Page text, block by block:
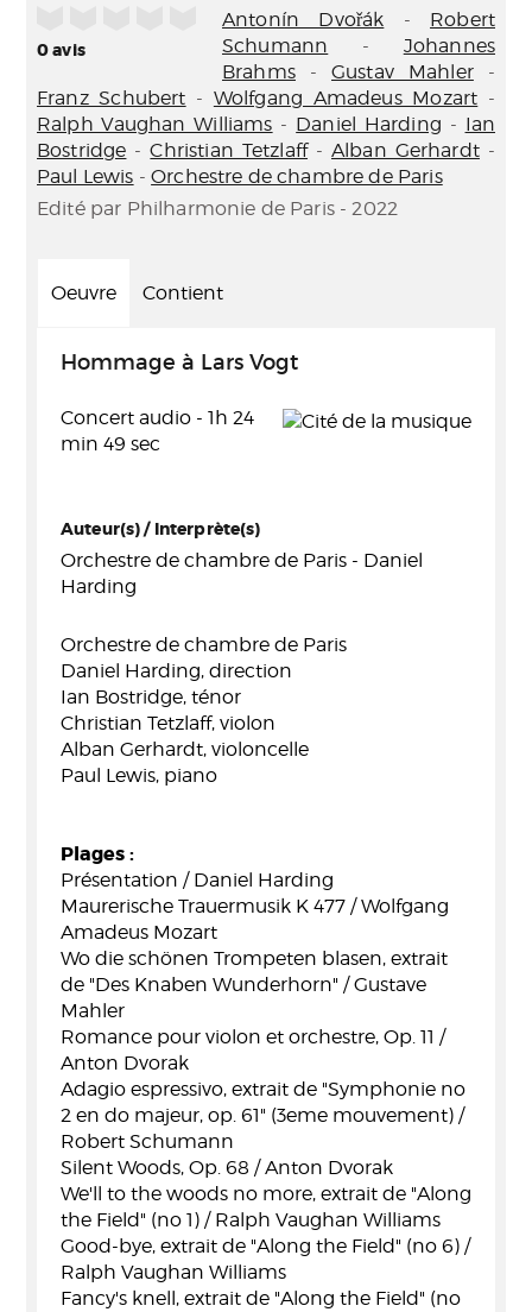
0avis
Antonín Dvořák - Robert
Schumann - Johannes
Brahms-Gustav Mahler-
Franz Schubert - Wolfgang Amadeus Mozart -
Ralph Vaughan Williams - Daniel Harding - Ian
Bostridge -Christian Tetzlaff- Alban Gerhardt-
Paul Lewis -Orchestre de chambre de Paris
Edité par Philharmonie de Paris - 2022
Oeuvre Contient
Hommage à Lars Vogt
Concert audio - 1h 24
min 49 sec
Auteur(s) / Interprète(s)
Orchestre de chambre de Paris - Daniel
Harding
Orchestre de chambre de Paris
Daniel Harding, direction
Ian Bostridge, ténor
Christian Tetzlaff, violon
Alban Gerhardt, violoncelle
Paul Lewis, piano
Plages :
Présentation / Daniel Harding
Maurerische Trauermusik K 477 / Wolfgang
Amadeus Mozart
Wo die schönen Trompeten blasen, extrait
de "Des Knaben Wunderhorn" / Gustave
Mahler
Romance pour violon et orchestre, Op. 11 /
Anton Dvorak
Adagio espressivo, extrait de "Symphonie no
2 en do majeur, op. 61" (3eme mouvement) /
Robert Schumann
Silent Woods, Op. 68 / Anton Dvorak
We'll to the woods no more, extrait de "Along
the Field" (no 1) / Ralph Vaughan Williams
Good-bye, extrait de "Along the Field" (no 6) /
Ralph Vaughan Williams
Fancy's knell, extrait de "Along the Field" (no